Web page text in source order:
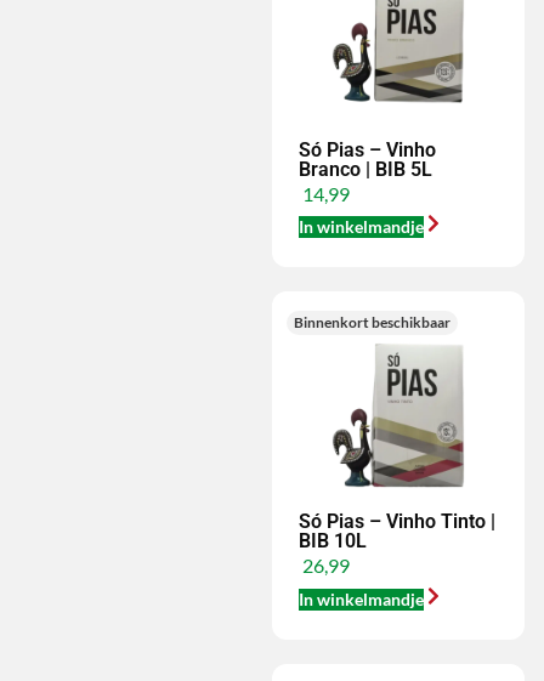
Só Pias – Vinho
Branco | BIB 5L
14,99
In winkelmandje
Binnenkort beschikbaar
Só Pias – Vinho Tinto |
BIB 10L
26,99
In winkelmandje